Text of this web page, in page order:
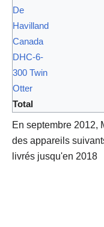
De
Havilland
Canada
DHC-6-
300 Twin
Otter
Total
En septembre 2012,
des appareils
livrés jusqu'en 2018